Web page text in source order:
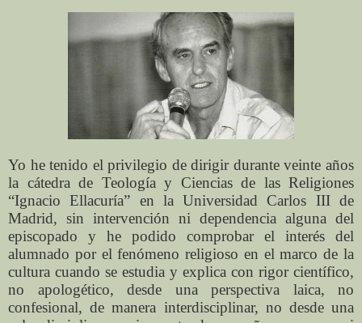
Yo he tenido el privilegio de dirigir durante veinte años
la cátedra de Teología y Ciencias de las Religiones
“Ignacio Ellacuría” en la Universidad Carlos III de
Madrid, sin intervención ni dependencia alguna del
episcopado y he podido comprobar el interés del
alumnado por el fenómeno religioso en el marco de la
cultura cuando se estudia y explica con rigor científico,
no apologético, desde una perspectiva laica, no
confesional, de manera interdisciplinar, no desde una